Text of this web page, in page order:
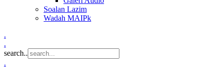
Soalan Lazim
Wadah MAIPk
.
.
search..
.